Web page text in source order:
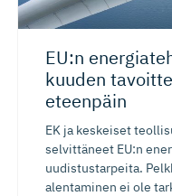
EU:n
kuuden
eteenpäin
EK ja keskeiset
selvittäneet EU:n
uudistustarpeita.
alentaminen ei ole